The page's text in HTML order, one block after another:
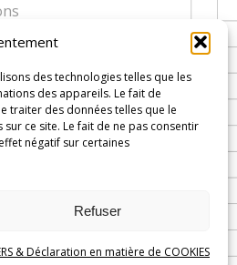
des technologies telles que les
des appareils. Le fait de
traiter des données telles que le
ce site. Le fait de ne pas consentir
négatif sur certaines
Refuser
& Déclaration en matière de COOKIES
FR